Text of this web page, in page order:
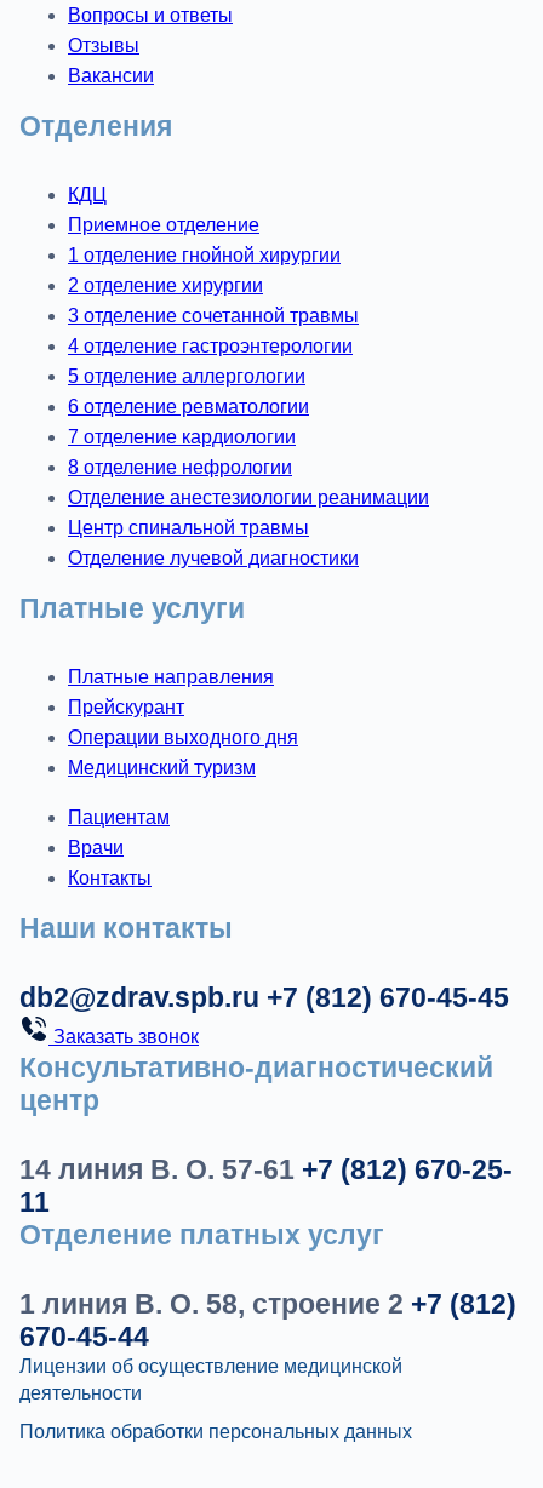
Вопросы и ответы
Отзывы
Вакансии
Отделения
КДЦ
Приемное отделение
1 отделение гнойной хирургии
2 отделение хирургии
3 отделение сочетанной травмы
4 отделение гастроэнтерологии
5 отделение аллергологии
6 отделение ревматологии
7 отделение кардиологии
8 отделение нефрологии
Отделение анестезиологии реанимации
Центр спинальной травмы
Отделение лучевой диагностики
Платные услуги
Платные направления
Прейскурант
Операции выходного дня
Медицинский туризм
Пациентам
Врачи
Контакты
Наши контакты
db2@zdrav.spb.ru +7 (812) 670-45-45
Заказать звонок
Консультативно-диагностический
центр
14 линия В. О. 57-61 +7 (812) 670-25-
11
Отделение платных услуг
1 линия В. О. 58, строение 2 +7 (812)
670-45-44
Лицензии об осуществление медицинской
деятельности
Политика обработки персональных данных